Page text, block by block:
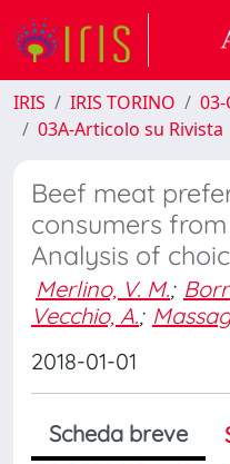
IRIS IRIS TORINO
03-
03A-Articolo su Rivista
Beef meat
consumers
Analysis of
Merlino, V. M.;
Vecchio, A.;
2018-01-01
Scheda breve